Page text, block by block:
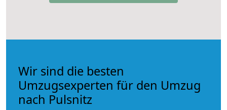
Wir sind die besten
Umzugsexperten für den Umzug
nach Pulsnitz